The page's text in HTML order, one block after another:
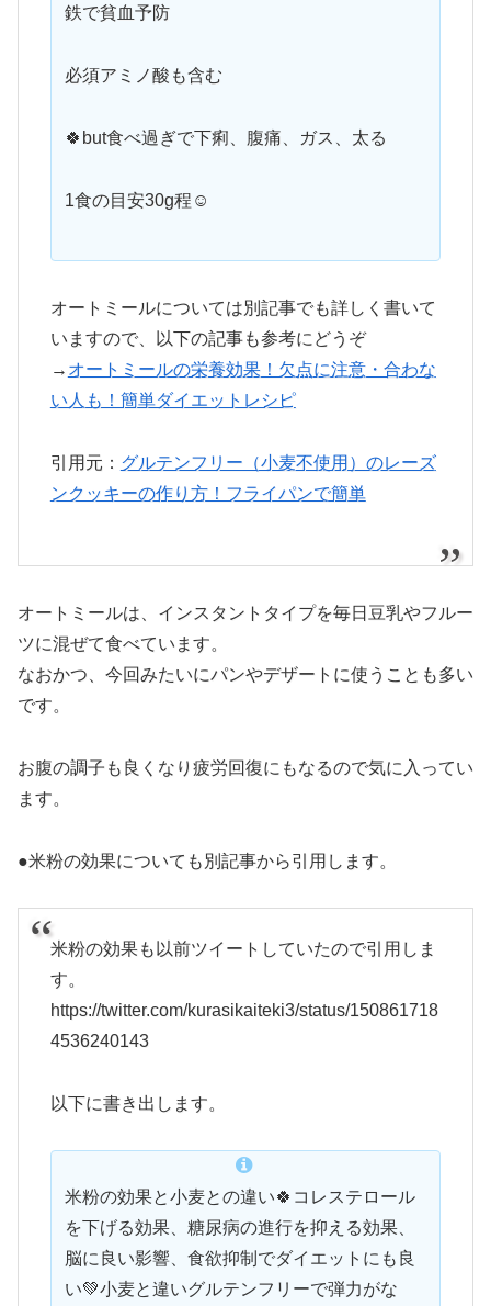
鉄で貧血予防
必須アミノ酸も含む
🍀but食べ過ぎで下痢、腹痛、ガス、太る
1食の目安30g程☺️
オートミールについては別記事でも詳しく書いて
いますので、以下の記事も参考にどうぞ
→ オートミールの栄養効果！欠点に注意・合わな
い人も！簡単ダイエットレシピ
引用元： グルテンフリー（小麦不使用）のレーズ
ンクッキーの作り方！フライパンで簡単
オートミールは、インスタントタイプを毎日豆乳やフルー
ツに混ぜて食べています。
なおかつ、今回みたいにパンやデザートに使うことも多い
です。
お腹の調子も良くなり疲労回復にもなるので気に入ってい
ます。
●米粉の効果についても別記事から引用します。
米粉の効果も以前ツイートしていたので引用しま
す。
https://twitter.com/kurasikaiteki3/status/150861718
4536240143
以下に書き出します。
米粉の効果と小麦との違い🍀コレステロール
を下げる効果、糖尿病の進行を抑える効果、
脳に良い影響、食欲抑制でダイエットにも良
い💚小麦と違いグルテンフリーで弾力がな